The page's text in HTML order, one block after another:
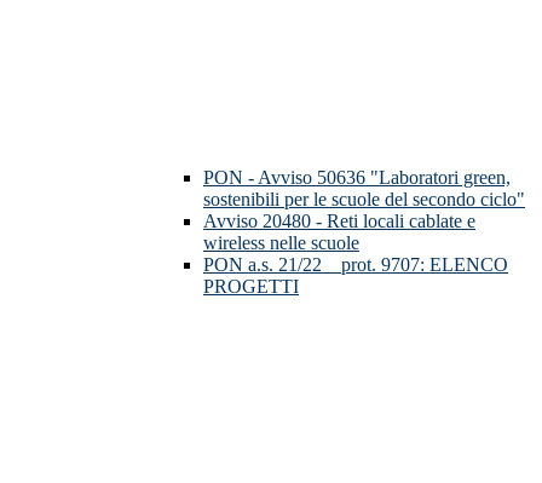
PON - Avviso 50636 "Laboratori green,
sostenibili per le scuole del secondo ciclo"
Avviso 20480 - Reti locali cablate e
wireless nelle scuole
PON a.s. 21/22__prot. 9707: ELENCO
PROGETTI